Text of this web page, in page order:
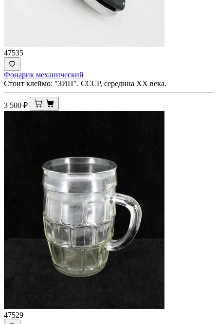
47535
Фонарик механический
Стоит клеймо: "ЗИП". СССР, середина ХХ века.
3 500 ₽
47529